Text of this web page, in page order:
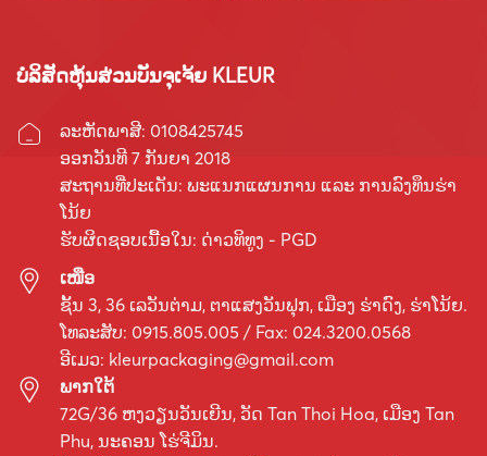
ບໍລິສັດຫຸ້ນສ່ວນບັນຈຸເຈ້ຍ KLEUR
ລະຫັດພາສີ: 0108425745
ອອກວັນທີ 7 ກັນຍາ 2018
ສະຖານທີ່ປະເດັນ: ພະແນກແຜນການ ແລະ ການລົງທຶນຮ່າ
ໂນ້ຍ
ຮັບຜິດຊອບເນື້ອໃນ: ດ່າວທິທູງ - PGD
ເໜືອ
ຊັ້ນ 3, 36 ເລ​ວັນ​ຕ່າມ, ຕາ​ແສງ​ວັນ​ຟຸກ, ເມືອງ ຮ່າ​ດົງ, ຮ່າ​ໂນ້ຍ.
ໂທລະສັບ: 0915.805.005 / Fax: 024.3200.0568
ອີເມວ: kleurpackaging@gmail.com
ພາກໃຕ້
72G/36 ຫງວຽນວັນເຍີນ, ວັດ Tan Thoi Hoa, ເມືອງ Tan
Phu, ນະຄອນ ໂຮ່ຈີມິນ.